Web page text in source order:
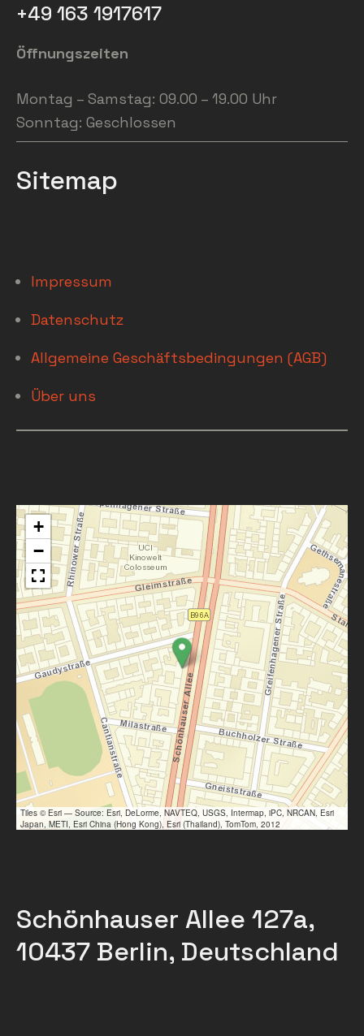
+49 163 1917617
Öffnungszeiten
Montag – Samstag: 09.00 – 19.00 Uhr
Sonntag: Geschlossen
Sitemap
Impressum
Datenschutz
Allgemeine Geschäftsbedingungen (AGB)
Über uns
+
−
Tiles © Esri — Source: Esri, DeLorme, NAVTEQ, USGS, Intermap, iPC, NRCAN, Esri
Japan, METI, Esri China (Hong Kong), Esri (Thailand), TomTom, 2012
Schönhauser Allee 127a,
10437 Berlin, Deutschland